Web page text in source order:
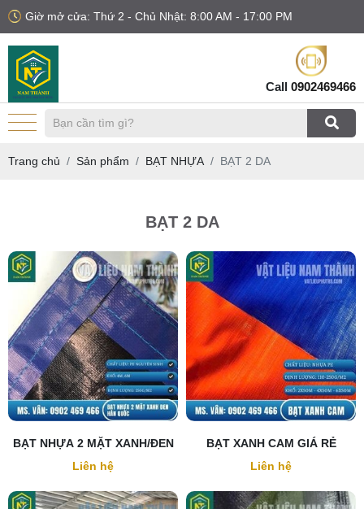
Giờ mở cửa: Thứ 2 - Chủ Nhật: 8:00 AM - 17:00 PM
Call 0902469466
Trang chủ Sản phẩm BẠT NHỰA BẠT 2 DA
BẠT 2 DA
BẠT NHỰA 2 MẶT XANH/ĐEN
Liên hệ
BẠT XANH CAM GIÁ RẺ
Liên hệ